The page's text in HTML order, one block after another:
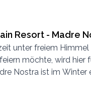
Resort - Madre
unter freiem
möchte, wird hier
Nostra ist im Winter
eine entspannte